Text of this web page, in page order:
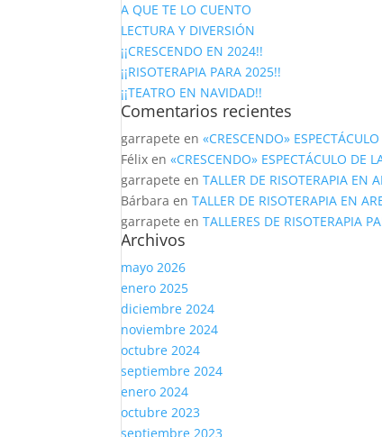
A QUE TE LO CUENTO
LECTURA Y DIVERSIÓN
¡¡CRESCENDO EN 2024!!
¡¡RISOTERAPIA PARA 2025!!
¡¡TEATRO EN NAVIDAD!!
Comentarios recientes
garrapete en«CRESCENDO»
Félix en«CRESCENDO» ESPECTÁCULO DE
garrapete enTALLER DE RISOTERAPIA EN
Bárbara enTALLER DE RISOTERAPIA EN
garrapete enTALLERES DE RISOTERAPIA
Archivos
mayo 2026
enero 2025
diciembre 2024
noviembre 2024
octubre 2024
septiembre 2024
enero 2024
octubre 2023
septiembre 2023